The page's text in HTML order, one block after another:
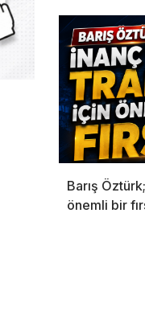
Barış
önemli bir